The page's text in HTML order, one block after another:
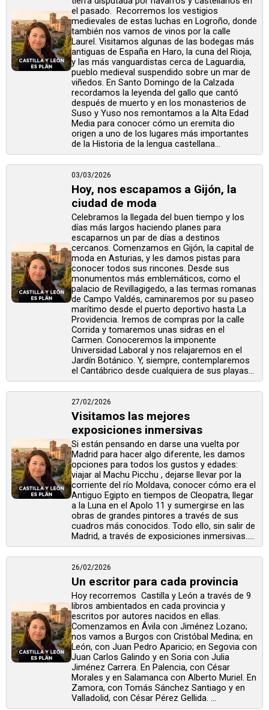
el pasado. Recorremos los vestigios
medievales de estas luchas en Logroño, donde
también nos vamos de vinos por la calle
Laurel. Visitamos algunas de las bodegas más
antiguas de España en Haro, la cuna del Rioja,
y las más vanguardistas cerca de Laguardia,
pueblo medieval suspendido sobre un mar de
viñedos. En Santo Domingo de la Calzada
recordamos la leyenda del gallo que cantó
después de muerto y en los monasterios de
Suso y Yuso nos remontamos a la Alta Edad
Media para conocer cómo un eremita dio
origen a uno de los lugares más importantes
de la Historia de la lengua castellana...
03/03/2026
Hoy, nos escapamos a Gijón, la
ciudad de moda
Celebramos la llegada del buen tiempo y los
días más largos haciendo planes para
escaparnos un par de días a destinos
cercanos. Comenzamos en Gijón, la capital de
moda en Asturias, y les damos pistas para
conocer todos sus rincones. Desde sus
monumentos más emblemáticos, como el
palacio de Revillagigedo, a las termas romanas
de Campo Valdés, caminaremos por su paseo
marítimo desde el puerto deportivo hasta La
Providencia. Iremos de compras por la calle
Corrida y tomaremos unas sidras en el
Carmen. Conoceremos la imponente
Universidad Laboral y nos relajaremos en el
Jardín Botánico. Y, siempre, contemplaremos
el Cantábrico desde cualquiera de sus playas...
27/02/2026
Visitamos las mejores
exposiciones inmersivas
Si están pensando en darse una vuelta por
Madrid para hacer algo diferente, les damos
opciones para todos los gustos y edades:
viajar al Machu Picchu , dejarse llevar por la
corriente del río Moldava, conocer cómo era el
Antiguo Egipto en tiempos de Cleopatra, llegar
a la Luna en el Apolo 11 y sumergirse en las
obras de grandes pintores a través de sus
cuadros más conocidos. Todo ello, sin salir de
Madrid, a través de exposiciones inmersivas.....
26/02/2026
Un escritor para cada provincia
Hoy recorremos Castilla y León a través de 9
libros ambientados en cada provincia y
escritos por autores nacidos en ellas.
Comenzamos en Ávila con Jiménez Lozano;
nos vamos a Burgos con Cristóbal Medina; en
León, con Juan Pedro Aparicio; en Segovia con
Juan Carlos Galindo y en Soria con Julia
Jiménez Carrera. En Palencia, con César
Morales y en Salamanca con Alberto Muriel. En
Zamora, con Tomás Sánchez Santiago y en
Valladolid, con César Pérez Gellida. ...